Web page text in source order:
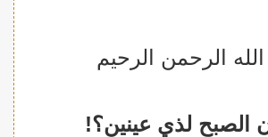
الرحمن الرحيم
الصبح لذي عينين؟!